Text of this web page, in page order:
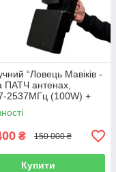
“Ловець Мавіків -
ПАТЧ антенах,
2537МГц (100W) +
₴ 150 000 ₴
Купити